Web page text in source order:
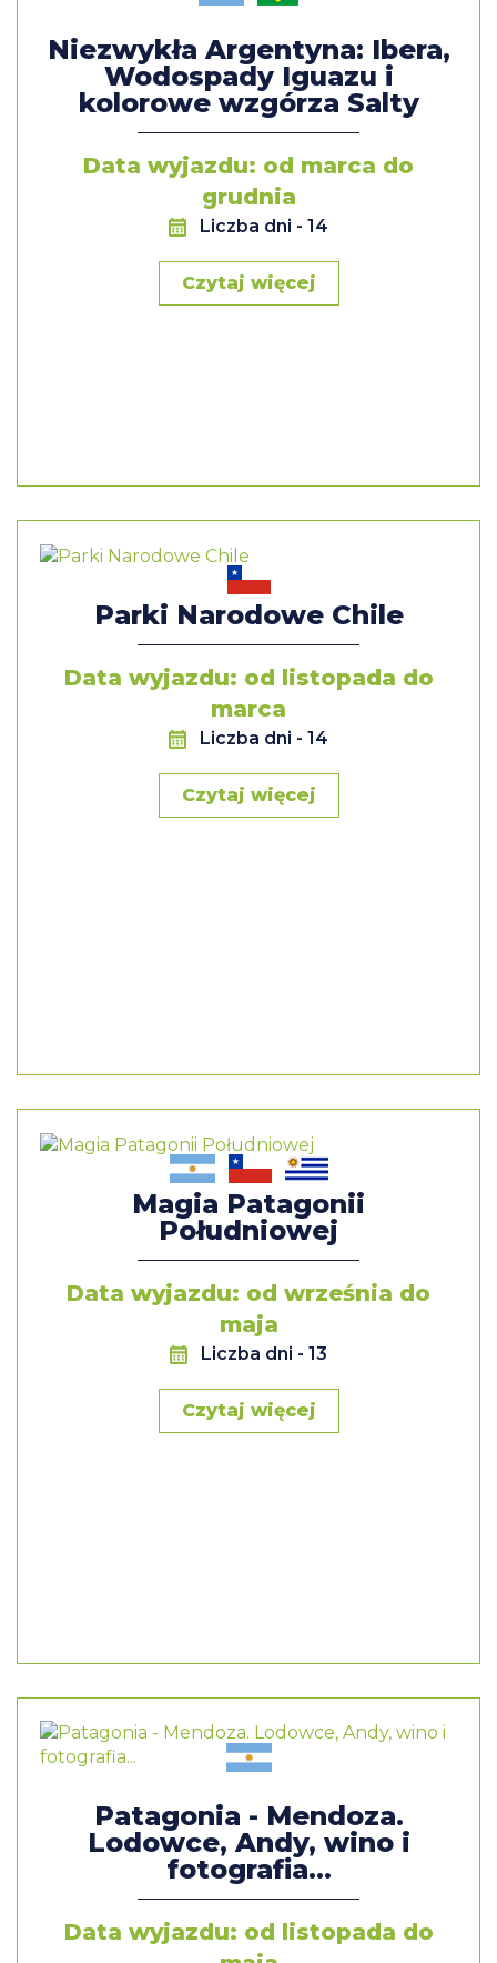
Niezwykła Argentyna: Ibera,
Wodospady Iguazu i
kolorowe wzgórza Salty
Data wyjazdu: od marca do
grudnia
Liczba dni - 14
Czytaj więcej
Parki Narodowe Chile
Data wyjazdu: od listopada do
marca
Liczba dni - 14
Czytaj więcej
Magia Patagonii
Południowej
Data wyjazdu: od września do
maja
Liczba dni - 13
Czytaj więcej
Patagonia - Mendoza.
Lodowce, Andy, wino i
fotografia...
Data wyjazdu: od listopada do